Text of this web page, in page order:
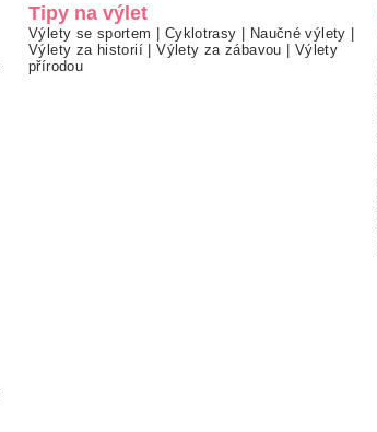
Tipy na výlet
Výlety se sportem | Cyklotrasy | Naučné výlety |
Výlety za historií |Výlety za zábavou | Výlety
přírodou